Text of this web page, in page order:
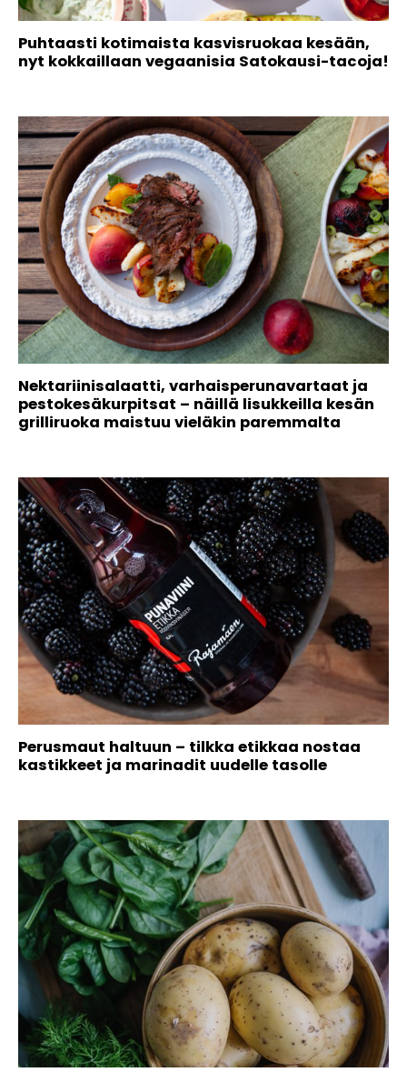
Puhtaasti kotimaista kasvisruokaa kesään,
nyt kokkaillaan vegaanisia Satokausi-tacoja!
Nektariinisalaatti, varhaisperunavartaat ja
pestokesäkurpitsat – näillä lisukkeilla kesän
grilliruoka maistuu vieläkin paremmalta
Perusmaut haltuun – tilkka etikkaa nostaa
kastikkeet ja marinadit uudelle tasolle